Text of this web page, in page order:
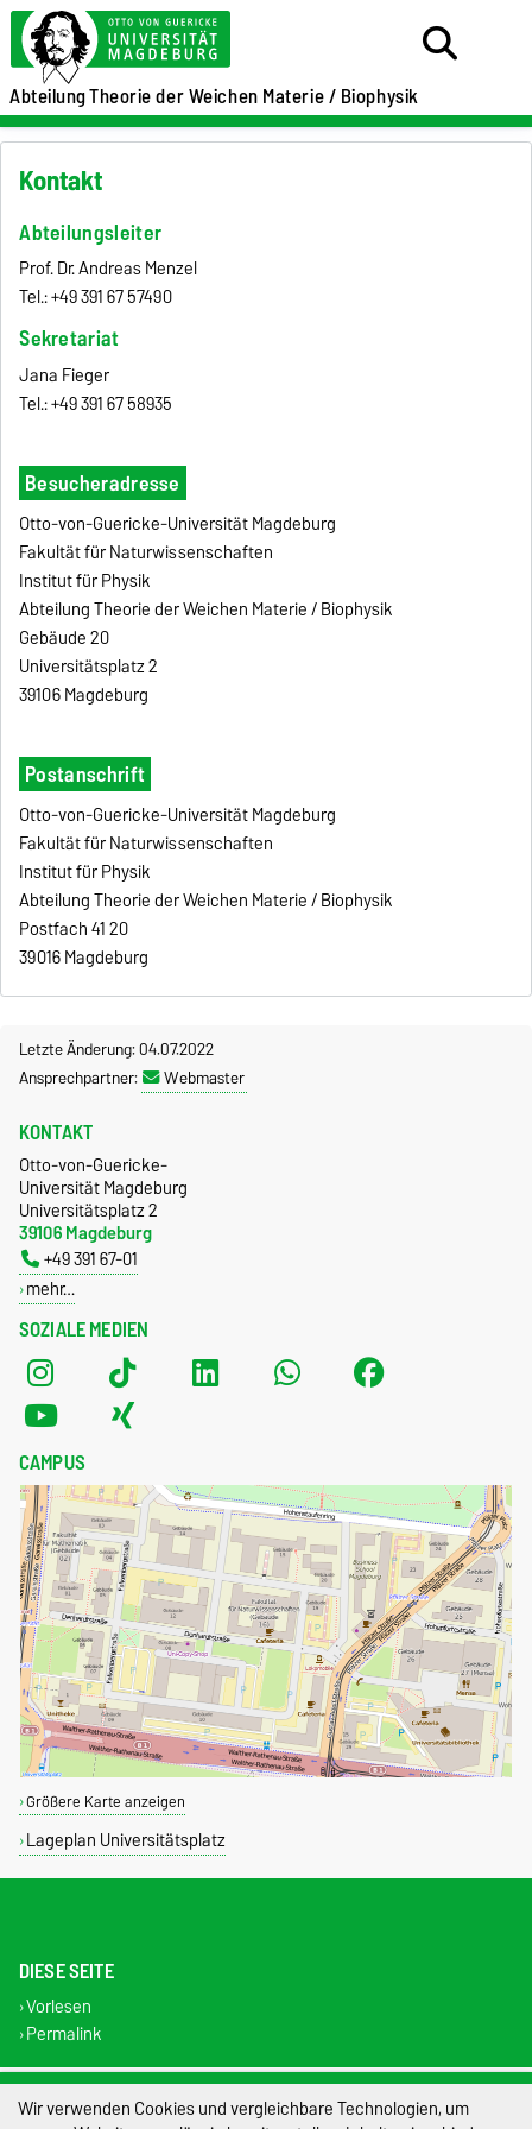
AbteilungTheorie der Weichen Materie / Biophysik
Kontakt
Abteilungsleiter
Prof. Dr. Andreas Menzel
Tel.: +49 391 67 57490
Sekretariat
Jana Fieger
Tel.: +49 391 67 58935
Besucheradresse
Otto-von-Guericke-Universität Magdeburg
Fakultät für Naturwissenschaften
Institut für Physik
Abteilung Theorie der Weichen Materie / Biophysik
Gebäude 20
Universitätsplatz 2
39106 Magdeburg
Postanschrift
Otto-von-Guericke-Universität Magdeburg
Fakultät für Naturwissenschaften
Institut für Physik
Abteilung Theorie der Weichen Materie / Biophysik
Postfach 41 20
39016 Magdeburg
Letzte Änderung: 04.07.2022
Ansprechpartner:
Webmaster
SOZIALE MEDIEN
KONTAKT
Otto-von-Guericke-
Universität Magdeburg
Universitätsplatz 2
39106 Magdeburg
+49 391 67-01
mehr…
CAMPUS
Größere Karte anzeigen
Lageplan Universitätsplatz
DIESE SEITE
Vorlesen
Permalink
Impressum
Wir verwenden Cookies und vergleichbare Technologien, um